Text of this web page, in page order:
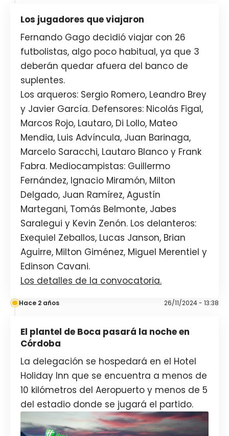
Los jugadores que viajaron
Fernando Gago decidió viajar con 26
futbolistas, algo poco habitual, ya que 3
deberán quedar afuera del banco de
suplentes.
Los arqueros: Sergio Romero, Leandro Brey
y Javier García. Defensores: Nicolás Figal,
Marcos Rojo, Lautaro, Di Lollo, Mateo
Mendia, Luis Advíncula, Juan Barinaga,
Marcelo Saracchi, Lautaro Blanco y Frank
Fabra. Mediocampistas: Guillermo
Fernández, Ignacio Miramón, Milton
Delgado, Juan Ramírez, Agustín
Martegani, Tomás Belmonte, Jabes
Saralegui y Kevin Zenón. Los delanteros:
Exequiel Zeballos, Lucas Janson, Brian
Aguirre, Milton Giménez, Miguel Merentiel y
Edinson Cavani.
Los detalles de la convocatoria.
Hace 2 años 26/11/2024 - 13:38
El plantel de Boca pasará la noche en
Córdoba
La delegación se hospedará en el Hotel
Holiday Inn que se encuentra a menos de
10 kilómetros del Aeropuerto y menos de 5
del estadio donde se jugará el partido.